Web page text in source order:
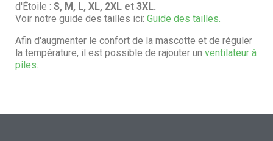
d'Étoile : S, M, L, XL, 2XL et 3XL.
Voir notre guide des tailles ici: Guide des tailles.
Afin d'augmenter le confort de la mascotte et de réguler
la température, il est possible de rajouter un ventilateur à
piles.